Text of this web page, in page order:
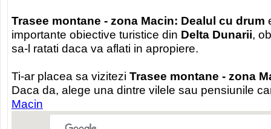
Trasee montane - zona Macin: Dealul cu drum
importante obiective turistice din Delta Dunarii,
sa-l ratati daca va aflati in apropiere.
Ti-ar placea sa vizitezi Trasee montane - zona
Daca da, alege una dintre vilele sau pensiunile
Macin